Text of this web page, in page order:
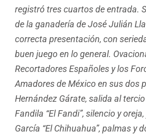
registró tres cuartos de entrada.
de la ganadería de José Julián
correcta presentación, con
buen juego en lo general.
Recortadores Españoles y los
Amadores de México en sus dos
Hernández Gárate, salida al
Fandila “El Fandi”, silencio y
García “El Chihuahua”, palmas y